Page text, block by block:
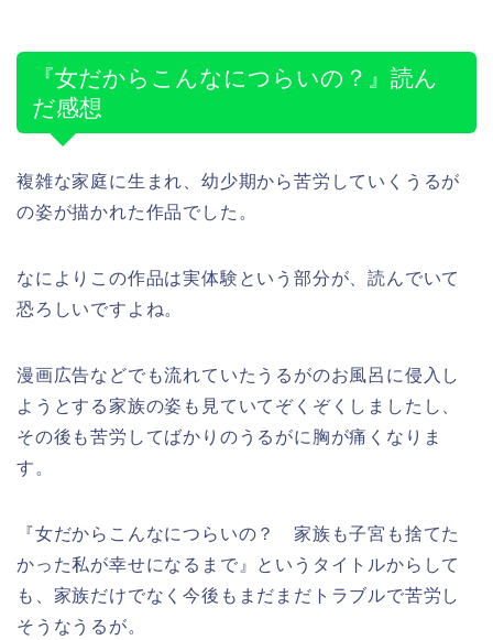
『女だからこんなにつらいの？』読ん
だ感想
複雑な家庭に生まれ、幼少期から苦労していくうるが
の姿が描かれた作品でした。
なによりこの作品は実体験という部分が、読んでいて
恐ろしいですよね。
漫画広告などでも流れていたうるがのお風呂に侵入し
ようとする家族の姿も見ていてぞくぞくしましたし、
その後も苦労してばかりのうるがに胸が痛くなりま
す。
『女だからこんなにつらいの？ 家族も子宮も捨てた
かった私が幸せになるまで』というタイトルからして
も、家族だけでなく今後もまだまだトラブルで苦労し
そうなうるが。